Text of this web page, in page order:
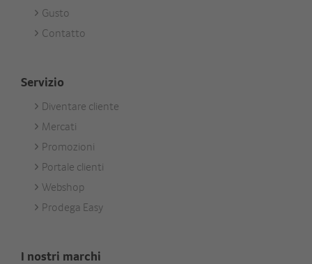
Gusto
Contatto
Servizio
Footer
Services
Diventare cliente
Mercati
Promozioni
Portale clienti
Webshop
Prodega Easy
I nostri marchi